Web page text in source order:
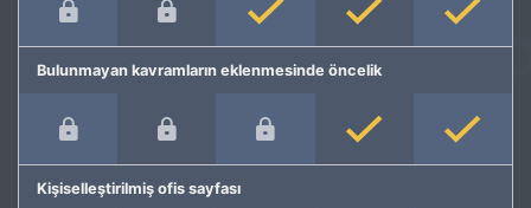
Bulunmayan kavramların eklenmesinde öncelik
Kişiselleştirilmiş ofis sayfası